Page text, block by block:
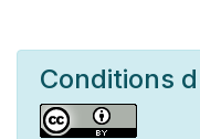
Conditions